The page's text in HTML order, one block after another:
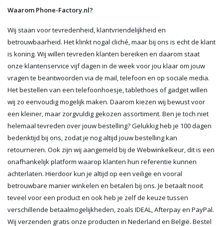
Waarom Phone-Factory.nl?
Wij staan voor tevredenheid, klantvriendelijkheid en
betrouwbaarheid. Het klinkt nogal cliché, maar bij ons is echt de klant
is koning. Wij willen tevreden klanten bereiken en daarom staat
onze klantenservice vijf dagen in de week voor jou klaar om jouw
vragen te beantwoorden via de mail, telefoon en op sociale media.
Het bestellen van een telefoonhoesje, tablethoes of gadget willen
wij zo eenvoudig mogelijk maken. Daarom kiezen wij bewust voor
een kleiner, maar zorgvuldig gekozen assortiment. Ben je toch niet
helemaal tevreden over jouw bestelling? Gelukkig heb je 100 dagen
bedenktijd bij ons, zodat je nog altijd jouw bestelling kan
retourneren. Ook zijn wij aangemeld bij de Webwinkelkeur, dit is een
onafhankelijk platform waarop klanten hun referentie kunnen
achterlaten. Hierdoor kun je altijd op een veilige en vooral
betrouwbare manier winkelen en betalen bij ons. Je betaalt nooit
teveel voor een product en ook heb je zelf de keuze tussen
verschillende betaalmogelijkheden, zoals IDEAL, Afterpay en PayPal.
Wij verzenden gratis onze producten in Nederland en België. Bestel